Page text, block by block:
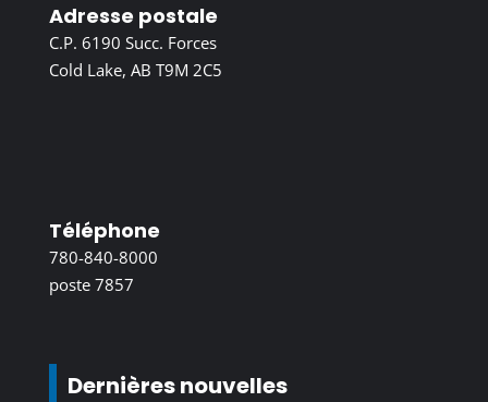
Adresse postale
C.P. 6190 Succ. Forces
Cold Lake, AB T9M 2C5
Téléphone
780-840-8000
poste 7857
Dernières nouvelles